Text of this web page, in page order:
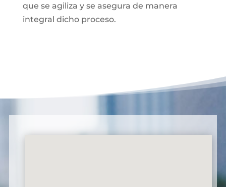
que se agiliza y se asegura de manera
integral dicho proceso.